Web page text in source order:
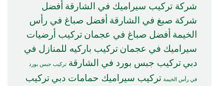
شركة تركيب سيراميك في الشارقة أفضل
شركة صبغ في الشارقة أفضل صباغ في رأس
الخيمة أفضل صباغ في عجمانتركيب أرضيات
سيراميك في عجمانتركيب باركيه للمنازل في
دبيتركيب جبس بورد في الشارقة تركيب جبس بورد
في رأس الخيمة تركيب سيراميك حمامات دبيتركيب